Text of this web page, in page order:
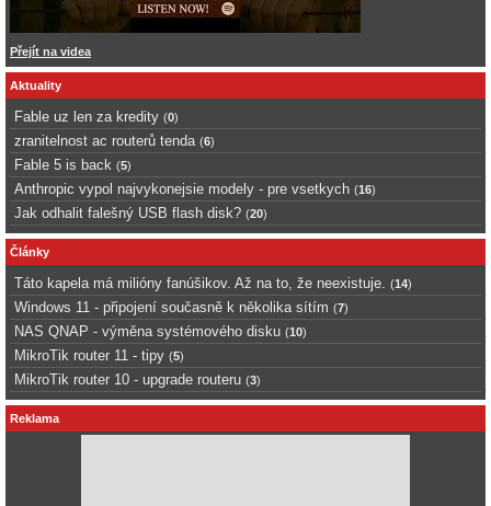
Přejít na videa
Aktuality
Fable uz len za kredity (0)
zranitelnost ac routerů tenda (6)
Fable 5 is back (5)
Anthropic vypol najvykonejsie modely - pre vsetkych (16)
Jak odhalit falešný USB flash disk? (20)
Články
Táto kapela má milióny fanúšikov. Až na to, že neexistuje. (14)
Windows 11 - připojení současně k několika sítím (7)
NAS QNAP - výměna systémového disku (10)
MikroTik router 11 - tipy (5)
MikroTik router 10 - upgrade routeru (3)
Reklama